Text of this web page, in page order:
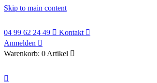
Skip to main content
04 99 62 24 49  Kontakt 
Anmelden 
Warenkorb: 0 Artikel 
